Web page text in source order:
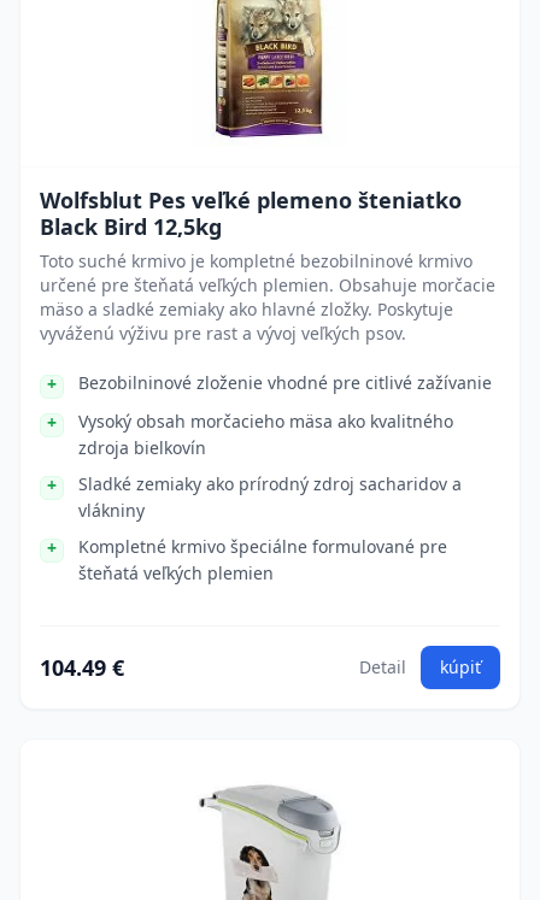
Wolfsblut Pes veľké plemeno šteniatko
Black Bird 12,5kg
Toto suché krmivo je kompletné bezobilninové krmivo
určené pre šteňatá veľkých plemien. Obsahuje morčacie
mäso a sladké zemiaky ako hlavné zložky. Poskytuje
vyváženú výživu pre rast a vývoj veľkých psov.
Bezobilninové zloženie vhodné pre citlivé zažívanie
Vysoký obsah morčacieho mäsa ako kvalitného
zdroja bielkovín
Sladké zemiaky ako prírodný zdroj sacharidov a
vlákniny
Kompletné krmivo špeciálne formulované pre
šteňatá veľkých plemien
104.49 € Detail kúpiť